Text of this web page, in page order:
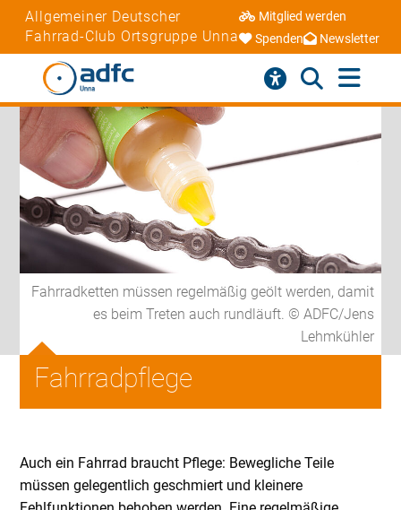
Allgemeiner Deutscher
Fahrrad-Club Ortsgruppe Unna
Mitglied werden
Spenden
Newsletter
Fahrradketten müssen regelmäßig geölt werden, damit
es beim Treten auch rundläuft. © ADFC/Jens
Lehmkühler
Fahrradpflege
Auch ein Fahrrad braucht Pflege: Bewegliche Teile
müssen gelegentlich geschmiert und kleinere